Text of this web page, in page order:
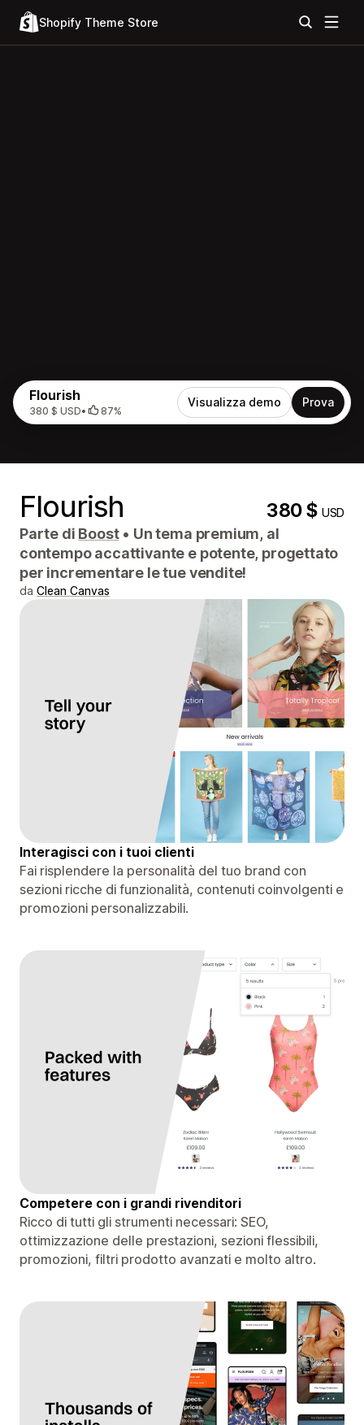
Shopify Theme Store
Flourish
380 $ USD• 87%
Visualizza demo Prova
Flourish 380 $USD
Parte di Boost • Un tema premium, al
contempo accattivante e potente, progettato
per incrementare le tue vendite!
da Clean Canvas
Interagisci con i tuoi clienti
Fai risplendere la personalità del tuo brand con
sezioni ricche di funzionalità, contenuti coinvolgenti e
promozioni personalizzabili.
Competere con i grandi rivenditori
Ricco di tutti gli strumenti necessari: SEO,
ottimizzazione delle prestazioni, sezioni flessibili,
promozioni, filtri prodotto avanzati e molto altro.